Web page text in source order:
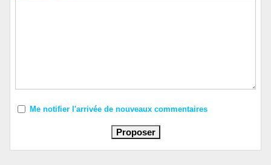
Me notifier l'arrivée de nouveaux commentaires